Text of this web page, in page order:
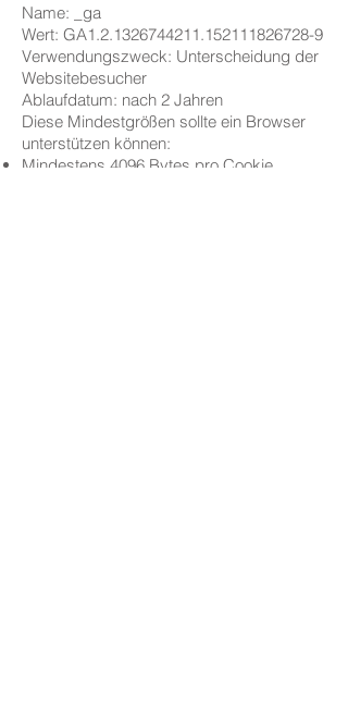
Name: _ga
Wert: GA1.2.1326744211.152111826728-9
Verwendungszweck: Unterscheidung der
Websitebesucher
Ablaufdatum: nach 2 Jahren
Diese Mindestgrößen sollte ein Browser
unterstützen können:
Mindestens 4096 Bytes pro Cookie